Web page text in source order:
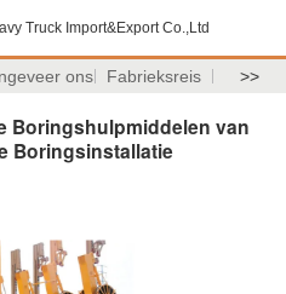
Truck Import&Export Co.,Ltd
ons Fabrieksreis >>
Boringshulpmiddelen van
Boringsinstallatie